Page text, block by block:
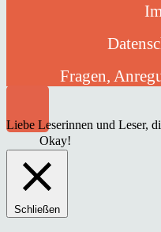
Fragen,
Liebe Leserinnen und Leser,
Okay!
Schließen